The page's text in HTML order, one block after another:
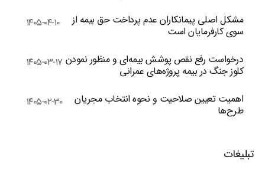
مشکل اصلی پیمانکاران عدم پرداخت حق بیمه از
سوی کارفرمایان است
۱۴۰۵-۰۴-۱۰
درخواست رفع نقص پوشش بیمه‌ای و منظور نمودن
کلوز جنگ در بیمه پروژه‌های عمرانی
۱۴۰۵-۰۳-۱۷
اهمیت تعیین صلاحیت و نحوه انتخاب مجریان
طرح‌ها
۱۴۰۵-۰۲-۳۰
تبلیغات